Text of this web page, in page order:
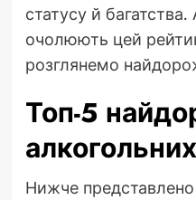
статусу й багатства.
очолюють цей
розглянемо
Топ-5
Нижче